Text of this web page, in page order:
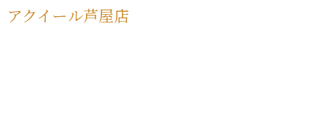
アクイール芦屋店